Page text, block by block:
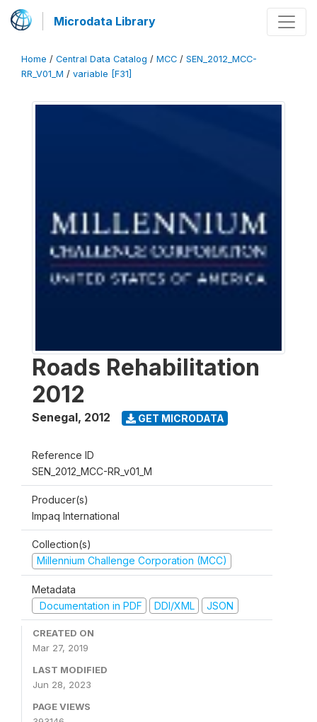
Microdata Library
Home / Central Data Catalog / MCC / SEN_2012_MCC-
RR_V01_M / variable [F31]
Roads Rehabilitation
2012
Senegal, 2012 GET MICRODATA
Reference ID
SEN_2012_MCC-RR_v01_M
Producer(s)
Impaq International
Collection(s)
Millennium Challenge Corporation (MCC)
Metadata
Documentation in PDF
DDI/XML JSON
CREATED ON
Mar 27, 2019
LAST MODIFIED
Jun 28, 2023
PAGE VIEWS